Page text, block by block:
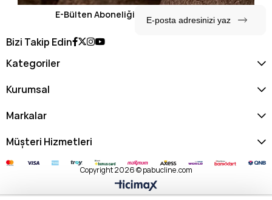
E-Bülten Aboneliği
Bizi Takip Edin
Kategoriler
Kurumsal
Markalar
Müşteri Hizmetleri
Copyright 2026 © pabucline.com